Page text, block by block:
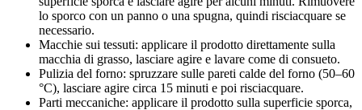
lo sporco con un panno o una spugna, quindi risciacquare se
necessario.
Macchie sui tessuti: applicare il prodotto direttamente sulla
macchia di grasso, lasciare agire e lavare come di consueto.
Pulizia del forno: spruzzare sulle pareti calde del forno (50–60
°C), lasciare agire circa 15 minuti e poi risciacquare.
Parti meccaniche: applicare il prodotto sulla superficie sporca,